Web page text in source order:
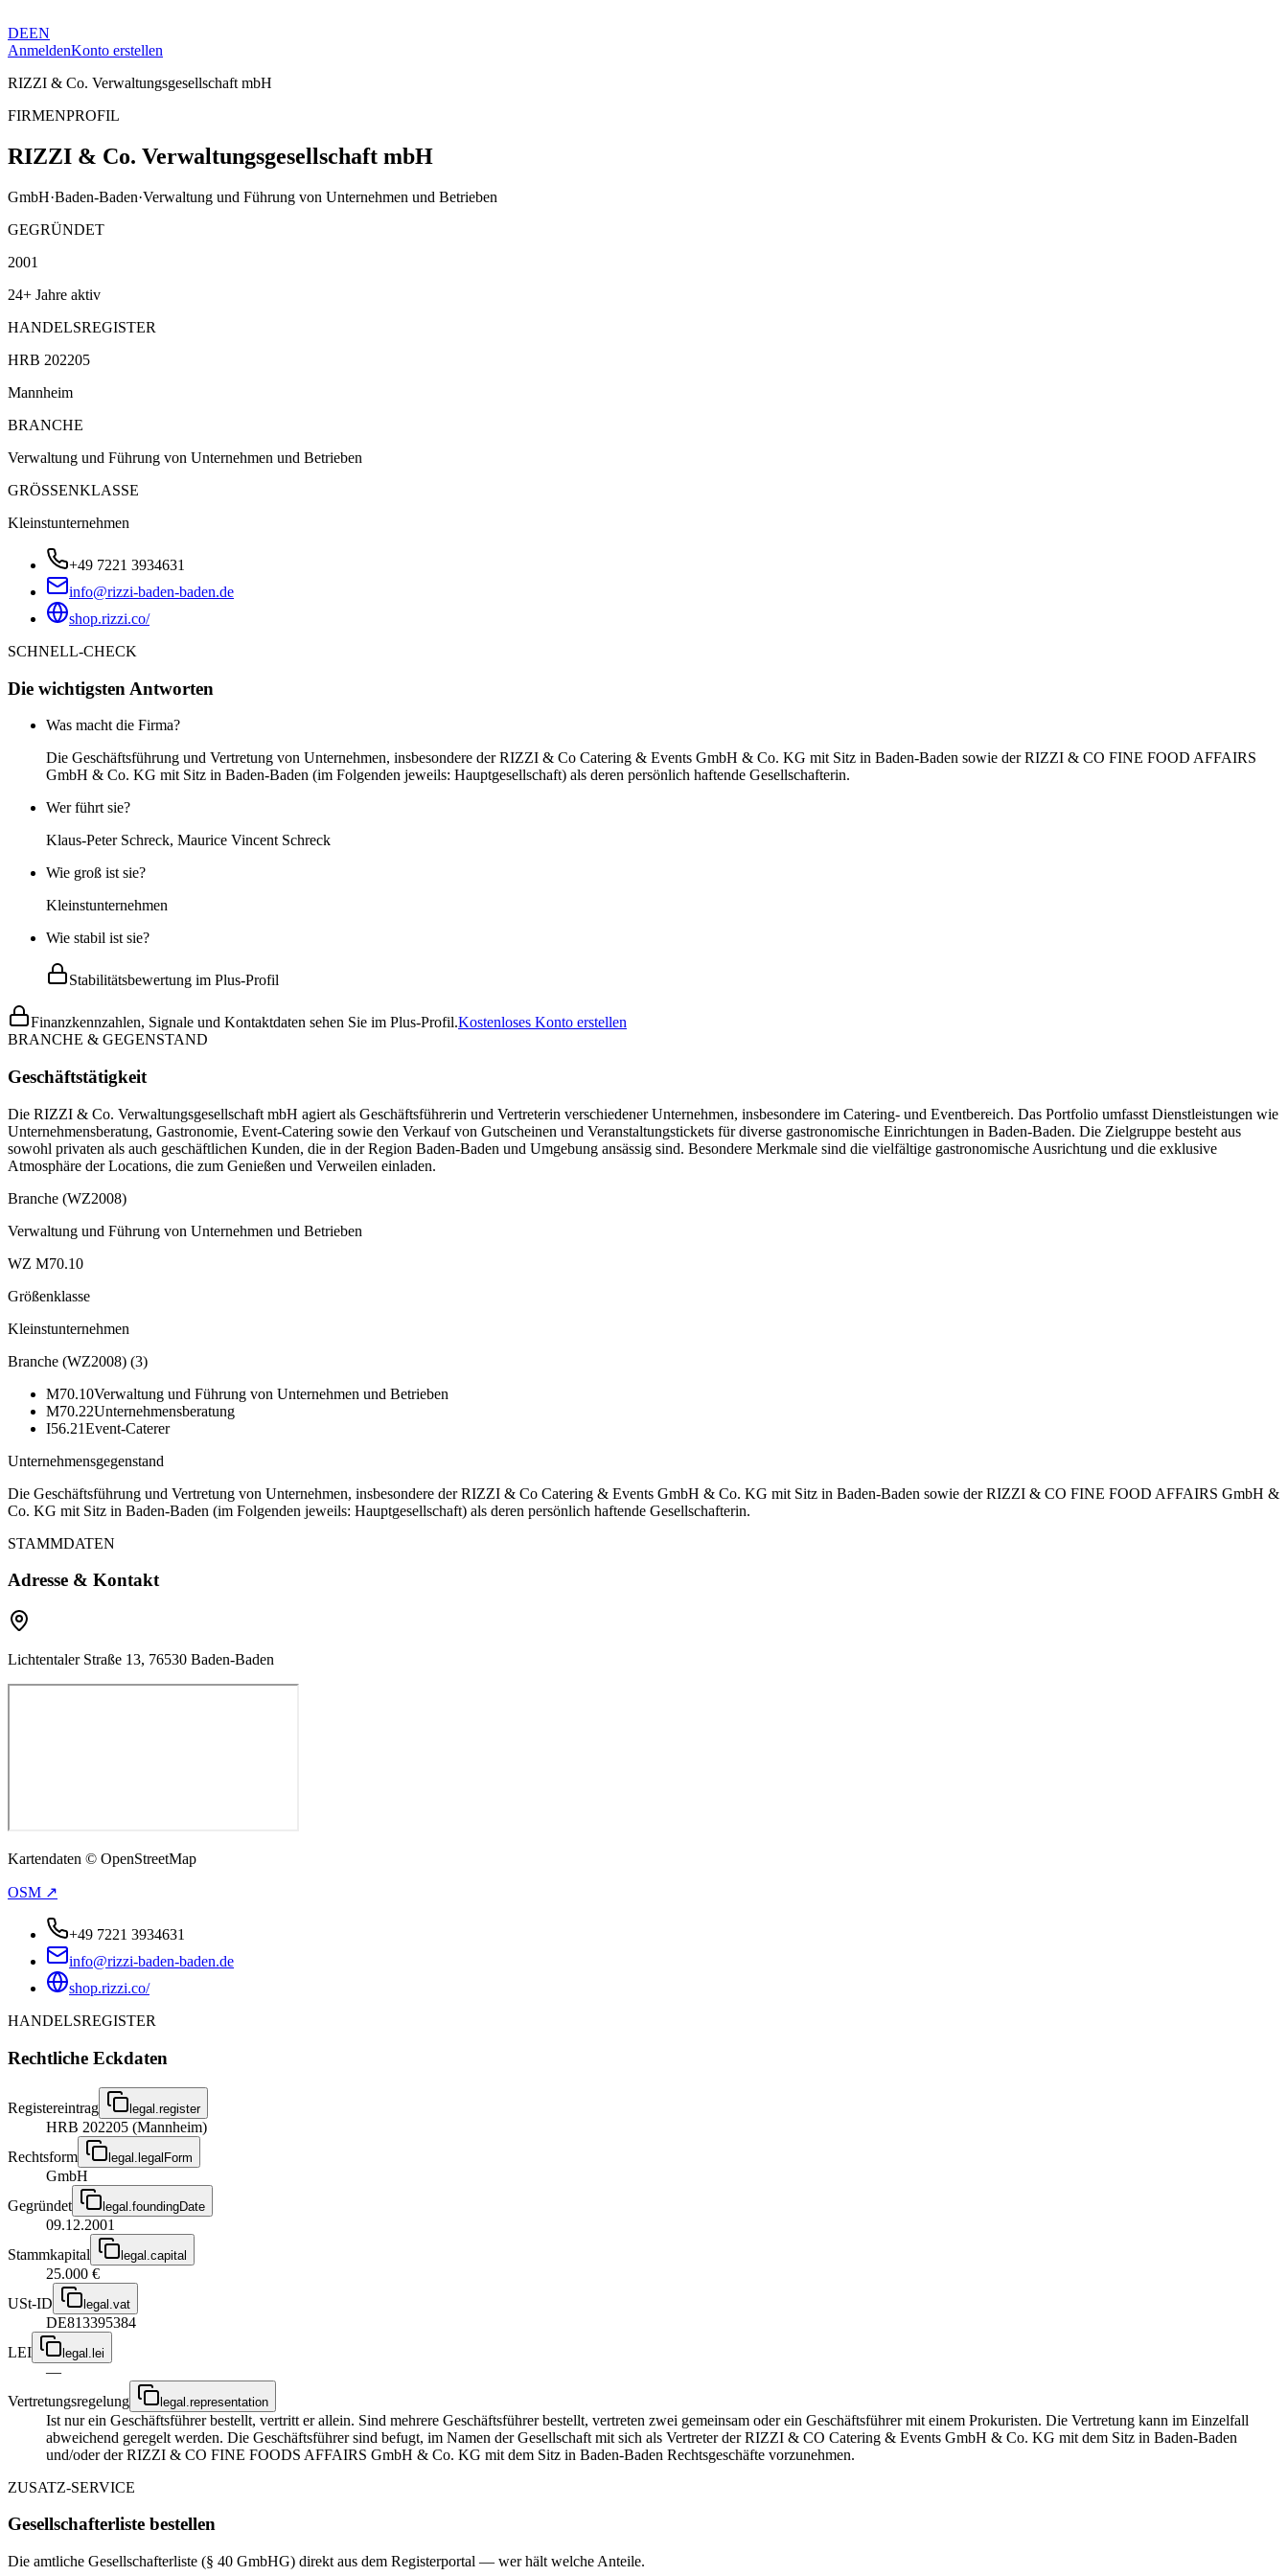
DEEN
AnmeldenKonto erstellen
RIZZI & Co. Verwaltungsgesellschaft mbH
FIRMENPROFIL
RIZZI & Co. Verwaltungsgesellschaft mbH
GmbH·Baden-Baden·Verwaltung und Führung von Unternehmen und Betrieben
GEGRÜNDET
2001
24+ Jahre aktiv
HANDELSREGISTER
HRB 202205
Mannheim
BRANCHE
Verwaltung und Führung von Unternehmen und Betrieben
GRÖSSENKLASSE
Kleinstunternehmen
+49 7221 3934631
info@rizzi-baden-baden.de
shop.rizzi.co/
SCHNELL-CHECK
Die wichtigsten Antworten
Was macht die Firma?
Die Geschäftsführung und Vertretung von Unternehmen, insbesondere der RIZZI & Co Catering & Events GmbH & Co. KG mit Sitz in Baden-Baden sowie der RIZZI & CO FINE FOOD AFFAIRS
GmbH & Co. KG mit Sitz in Baden-Baden (im Folgenden jeweils: Hauptgesellschaft) als deren persönlich haftende Gesellschafterin.
Wer führt sie?
Klaus-Peter Schreck, Maurice Vincent Schreck
Wie groß ist sie?
Kleinstunternehmen
Wie stabil ist sie?
Stabilitätsbewertung im Plus-Profil
Finanzkennzahlen, Signale und Kontaktdaten sehen Sie im Plus-Profil.Kostenloses Konto erstellen
BRANCHE & GEGENSTAND
Geschäftstätigkeit
Die RIZZI & Co. Verwaltungsgesellschaft mbH agiert als Geschäftsführerin und Vertreterin verschiedener Unternehmen, insbesondere im Catering- und Eventbereich. Das Portfolio umfasst Dienstleistungen wie
Unternehmensberatung, Gastronomie, Event-Catering sowie den Verkauf von Gutscheinen und Veranstaltungstickets für diverse gastronomische Einrichtungen in Baden-Baden. Die Zielgruppe besteht aus
sowohl privaten als auch geschäftlichen Kunden, die in der Region Baden-Baden und Umgebung ansässig sind. Besondere Merkmale sind die vielfältige gastronomische Ausrichtung und die exklusive
Atmosphäre der Locations, die zum Genießen und Verweilen einladen.
Branche (WZ2008)
Verwaltung und Führung von Unternehmen und Betrieben
WZ M70.10
Größenklasse
Kleinstunternehmen
Branche (WZ2008) (3)
M70.10Verwaltung und Führung von Unternehmen und Betrieben
M70.22Unternehmensberatung
I56.21Event-Caterer
Unternehmensgegenstand
Die Geschäftsführung und Vertretung von Unternehmen, insbesondere der RIZZI & Co Catering & Events GmbH & Co. KG mit Sitz in Baden-Baden sowie der RIZZI & CO FINE FOOD AFFAIRS GmbH &
Co. KG mit Sitz in Baden-Baden (im Folgenden jeweils: Hauptgesellschaft) als deren persönlich haftende Gesellschafterin.
STAMMDATEN
Adresse & Kontakt
Lichtentaler Straße 13, 76530 Baden-Baden
Kartendaten © OpenStreetMap
OSM ↗
+49 7221 3934631
info@rizzi-baden-baden.de
shop.rizzi.co/
HANDELSREGISTER
Rechtliche Eckdaten
Registereintrag legal.register
HRB 202205 (Mannheim)
Rechtsform
legal.legalForm
GmbH
Gegründet
legal.foundingDate
09.12.2001
Stammkapital
legal.capital
25.000 €
USt-ID
legal.vat
DE813395384
LEI
legal.lei
—
Vertretungsregelung
legal.representation
Ist nur ein Geschäftsführer bestellt, vertritt er allein. Sind mehrere Geschäftsführer bestellt, vertreten zwei gemeinsam oder ein Geschäftsführer mit einem Prokuristen. Die Vertretung kann im Einzelfall
abweichend geregelt werden. Die Geschäftsführer sind befugt, im Namen der Gesellschaft mit sich als Vertreter der RIZZI & CO Catering & Events GmbH & Co. KG mit dem Sitz in Baden-Baden
und/oder der RIZZI & CO FINE FOODS AFFAIRS GmbH & Co. KG mit dem Sitz in Baden-Baden Rechtsgeschäfte vorzunehmen.
ZUSATZ-SERVICE
Gesellschafterliste bestellen
Die amtliche Gesellschafterliste (§ 40 GmbHG) direkt aus dem Registerportal — wer hält welche Anteile.